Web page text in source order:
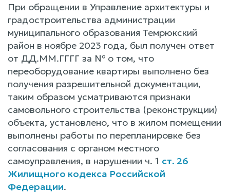
При обращении в Управление архитектуры и
градостроительства администрации
муниципального образования Темрюкский
район в ноябре 2023 года, был получен ответ
от ДД.ММ.ГГГГ за № о том, что
переоборудование квартиры выполнено без
получения разрешительной документации,
таким образом усматриваются признаки
самовольного строительства (реконструкции)
объекта, установлено, что в жилом помещении
выполнены работы по перепланировке без
согласования с органом местного
самоуправления, в нарушении ч. 1 ст. 26
Жилищного кодекса Российской
Федерации.